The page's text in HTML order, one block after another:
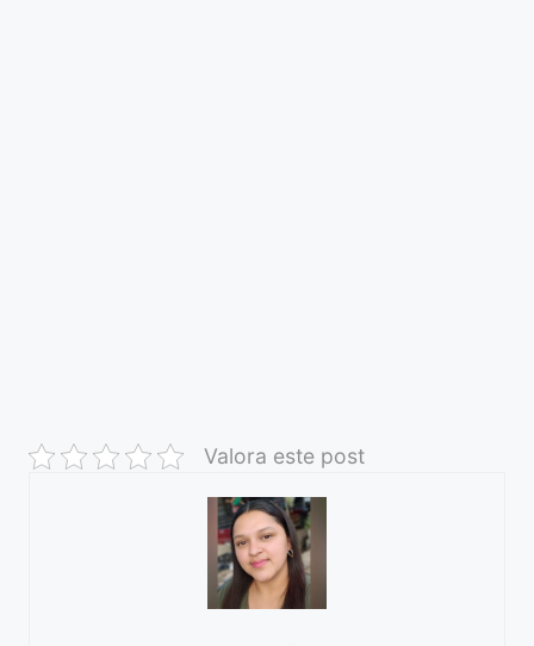
Valora este post